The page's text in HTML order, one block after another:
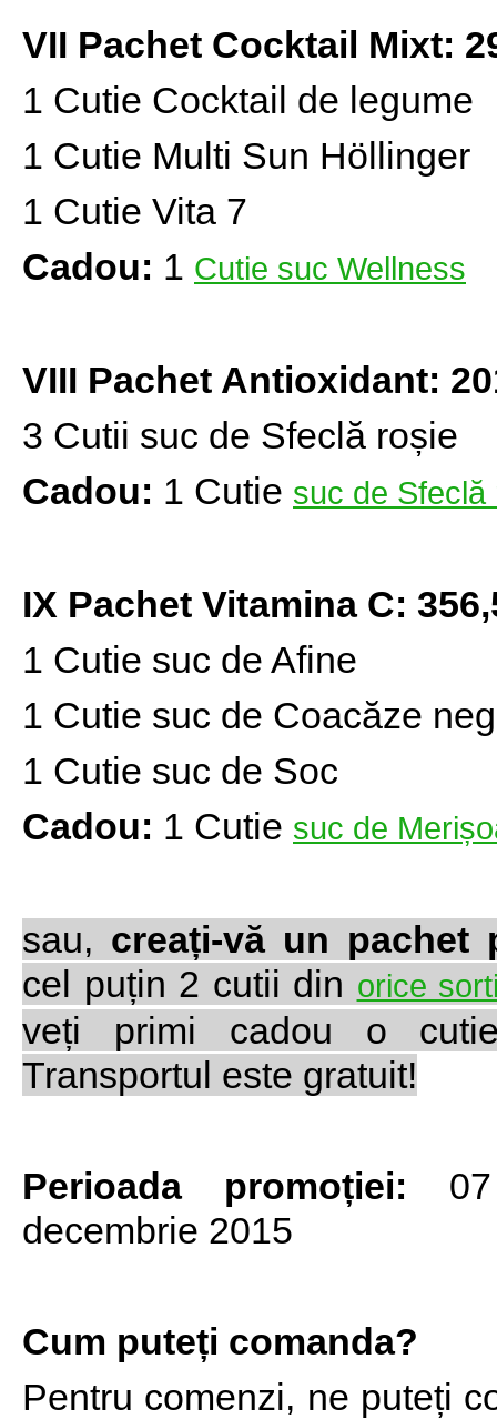
VII Pachet Cocktail Mixt:
1 Cutie Cocktail de legume
1 Cutie Multi Sun Höllinger
1 Cutie Vita 7
Cadou: 1 Cutie suc Wellness
VIII Pachet Antioxidant:
3 Cutii suc de Sfeclă roșie
Cadou: 1 Cutie suc de Sfeclă
IX Pachet Vitamina C:
1 Cutie suc de Afine
1 Cutie suc de Coacăze
1 Cutie suc de Soc
Cadou: 1 Cutie suc de
sau, creați-vă un pachet
cel puțin 2 cutii din orice
veți primi cadou o
Transportul este gratuit!
Perioada promoției: 07
decembrie 2015
Cum puteți comanda?
Pentru comenzi, ne puteți